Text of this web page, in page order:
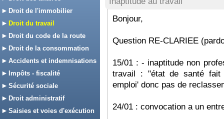
Droit de l'immobilier
Droit du travail
Droit du code de la route
Droit de la consommation
Accidents et indemnisations
Impôts - fiscalité
Sécurité sociale
Droit administratif
Saisies et voies d'exécution
Bonjour,
Question RE-CLARIEE
15/01 : - inaptitude non
travail : "état de santé fait
emploi' donc pas de
24/01 : convocation a un